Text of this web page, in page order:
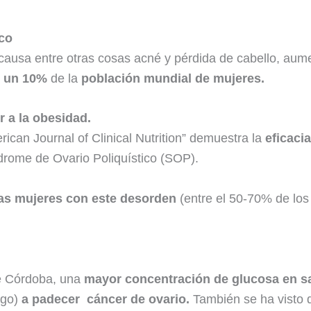
entre otras cosas acné y pérdida de cabello,
10% de la población mundial de mujeres.
a la obesidad.
Journal of Clinical Nutrition” demuestra la
de Ovario Poliquístico (SOP).
mujeres con este desorden (entre el 50-70% de
Córdoba, una mayor concentración de glucosa en
a padecer cáncer de ovario.También se ha visto